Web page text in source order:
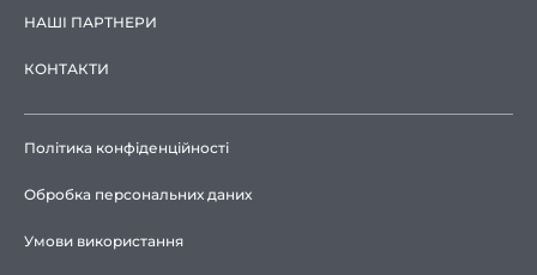
НАШІ ПАРТНЕРИ
КОНТАКТИ
Політика конфіденційності
Обробка персональних даних
Умови використання